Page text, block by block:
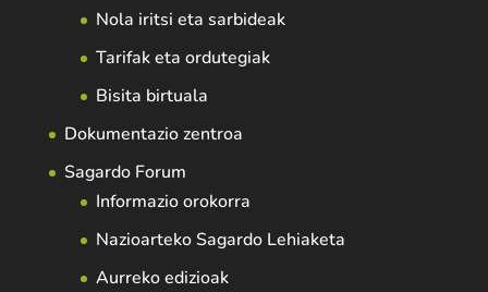
Nola iritsi eta sarbideak
Tarifak eta ordutegiak
Bisita birtuala
Dokumentazio zentroa
Sagardo Forum
Informazio orokorra
Nazioarteko Sagardo Lehiaketa
Aurreko edizioak